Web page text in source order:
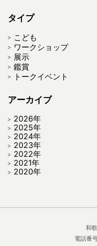
タイプ
こども
ワークショップ
展示
鑑賞
トークイベント
アーカイブ
2026年
2025年
2024年
2023年
2022年
2021年
2020年
和
電話番